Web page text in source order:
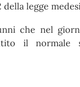
della legge
che nel
il normale